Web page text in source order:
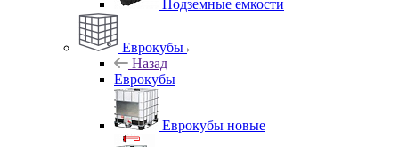
Подземные емкости
Еврокубы
Назад
Еврокубы
Еврокубы новые